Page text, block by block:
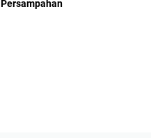
Persampahan